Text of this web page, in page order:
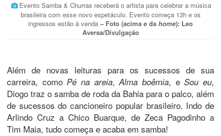
Evento Samba & Churras receberá o artista para celebrar a música
brasileira com esse novo espetáculo. Evento começa 13h e os
ingressos estão à venda – Foto (acima e da home): Leo
Aversa/Divulgação
Além de novas leituras para os sucessos de sua
carreira, comoPé na areia,Alma boêmia, eSou eu,
Diogo traz o samba de roda da Bahia para o palco, além
de sucessos do cancioneiro popular brasileiro. Indo de
Arlindo Cruz a Chico Buarque, de Zeca Pagodinho a
Tim Maia, tudo começa e acaba em samba!